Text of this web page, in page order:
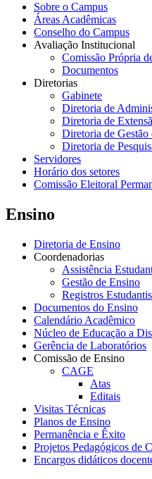
Sobre o Campus
Áreas Acadêmicas
Conselho do Campus
Avaliação Institucional
Comissão Própria
Documentos
Diretorias
Gabinete
Diretoria de
Diretoria de
Diretoria de Gestão
Diretoria de
Servidores
Horário dos setores
Comissão Eleitoral
Ensino
Diretoria de Ensino
Coordenadorias
Assistência
Gestão de Ensino
Registros Estudantis
Documentos do Ensino
Calendário Acadêmico
Núcleo de Educação a
Gerência de Laboratórios
Comissão de Ensino
CAGE
Atas
Editais
Visitas Técnicas
Planos de Ensino
Permanência e Êxito
Projetos Pedagógicos de
Encargos didáticos